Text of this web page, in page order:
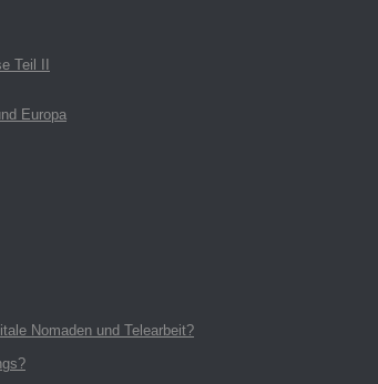
Teil II
Europa
Nomaden und Telearbeit?